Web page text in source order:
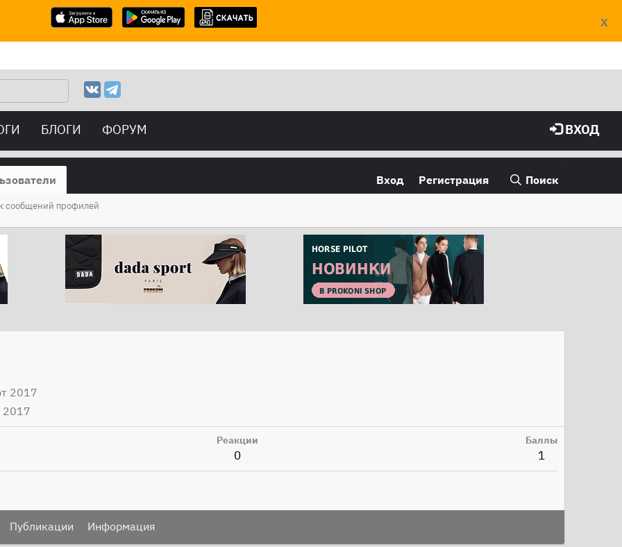
X
БЛОГИ ФОРУМ ВХОД
Вход Регистрация Поиск
сообщений профилей
2017
2017
Реакции
0
Баллы
1
Публикации Информация